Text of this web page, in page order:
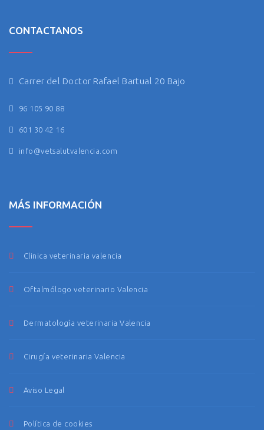
CONTACTANOS
Carrer del Doctor Rafael Bartual 20 Bajo
96 105 90 88
601 30 42 16
info@vetsalutvalencia.com
MÁS INFORMACIÓN
Clinica veterinaria valencia
Oftalmólogo veterinario Valencia
Dermatología veterinaria Valencia
Cirugía veterinaria Valencia
Aviso Legal
Política de cookies